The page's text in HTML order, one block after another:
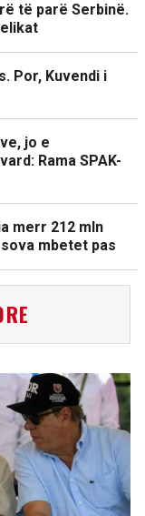
të parë Serbinë.
Por, Kuvendi i
jo e
Rama SPAK-
merr 212 mln
mbetet pas